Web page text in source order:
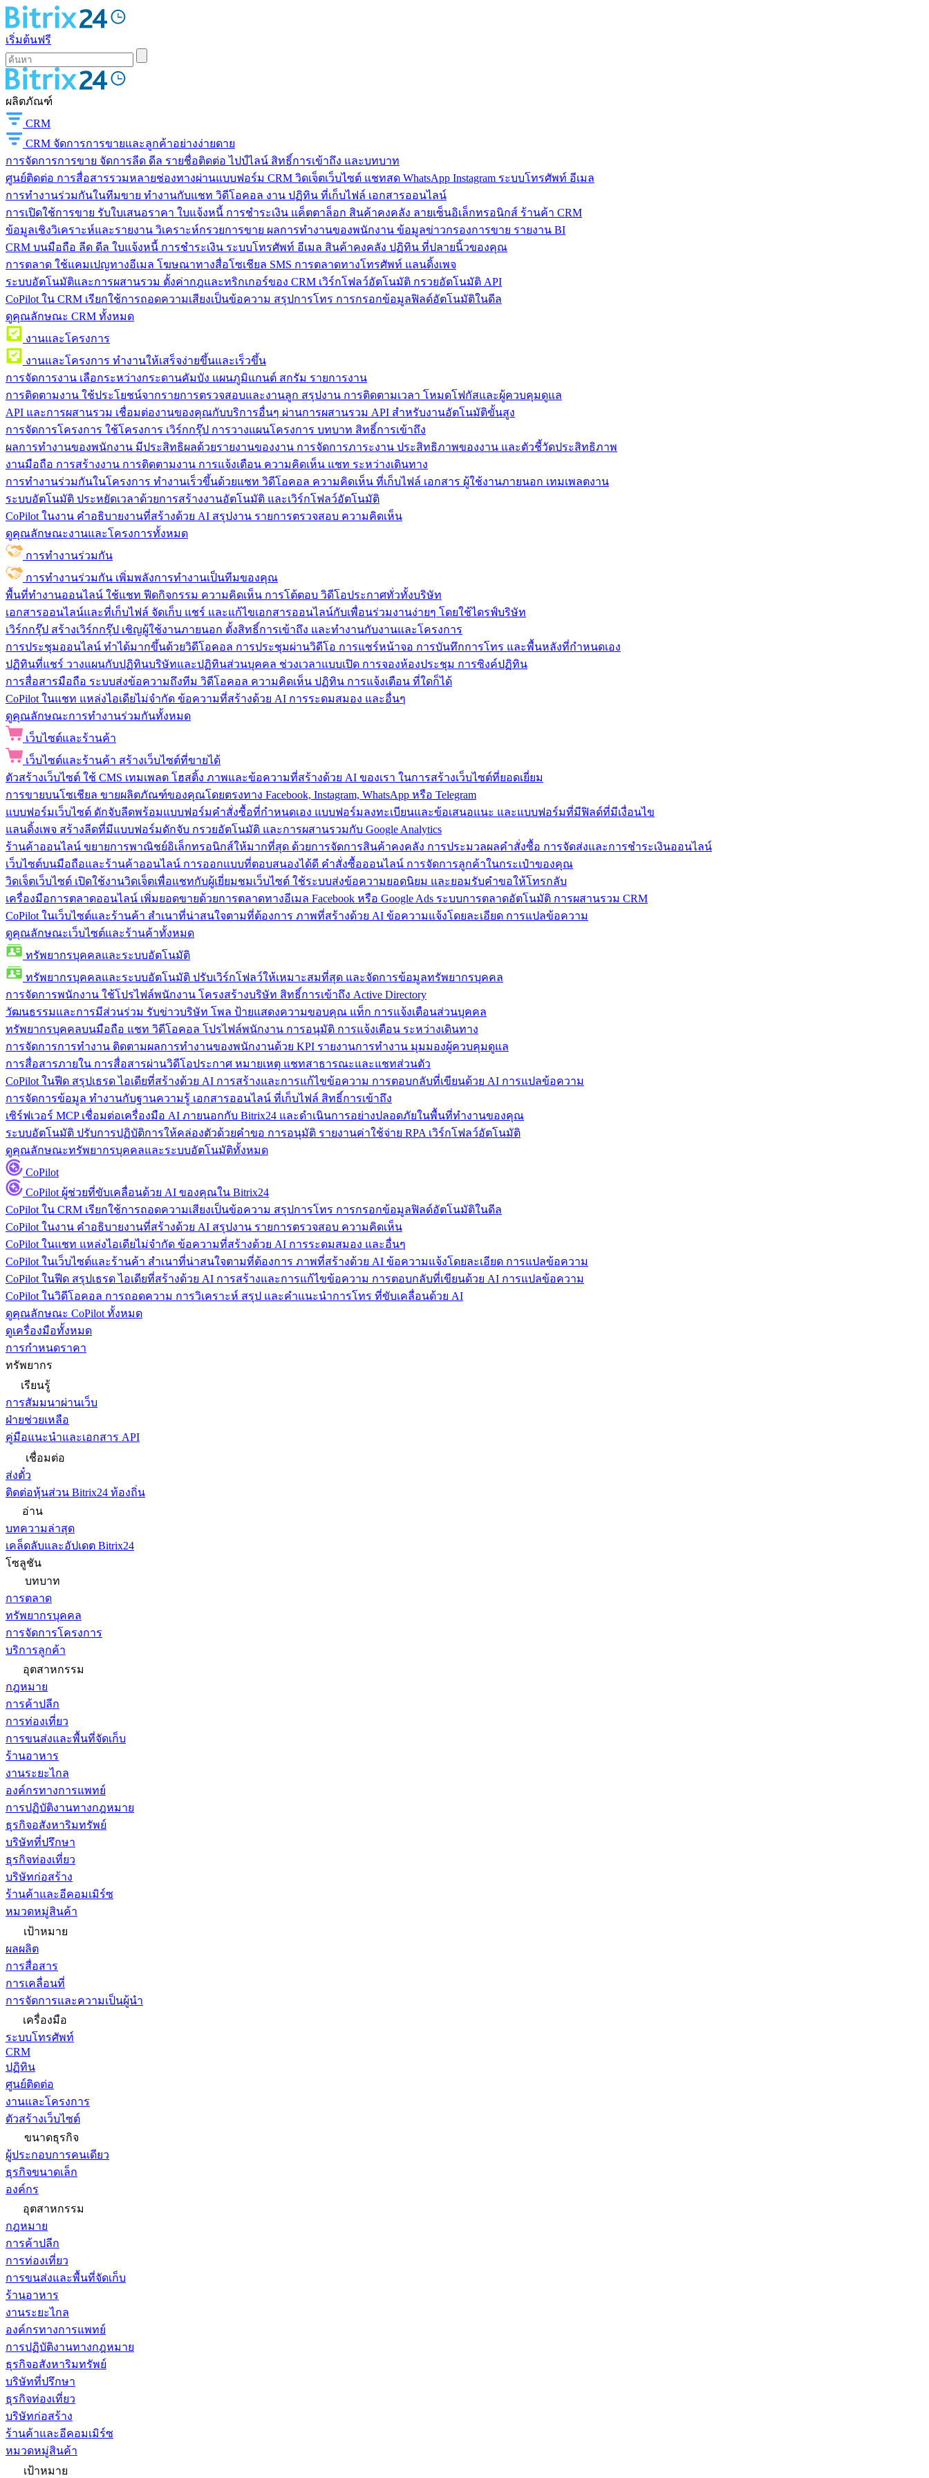
เริ่มต้นฟรี
ผลิตภัณฑ์
CRM
CRM จัดการการขายและลูกค้าอย่างง่ายดาย
การจัดการการขาย จัดการลีด ดีล รายชื่อติดต่อ ไปป์ไลน์ สิทธิ์การเข้าถึง และบทบาท
ศูนย์ติดต่อ การสื่อสารรวมหลายช่องทางผ่านแบบฟอร์ม CRM วิดเจ็ตเว็บไซต์ แชทสด WhatsApp Instagram ระบบโทรศัพท์ อีเมล
การทำงานร่วมกันในทีมขาย ทำงานกับแชท วิดีโอคอล งาน ปฏิทิน ที่เก็บไฟล์ เอกสารออนไลน์
การเปิดใช้การขาย รับใบเสนอราคา ใบแจ้งหนี้ การชำระเงิน แค็ตตาล็อก สินค้าคงคลัง ลายเซ็นอิเล็กทรอนิกส์ ร้านค้า CRM
ข้อมูลเชิงวิเคราะห์และรายงาน วิเคราะห์กรวยการขาย ผลการทำงานของพนักงาน ข้อมูลข่าวกรองการขาย รายงาน BI
CRM บนมือถือ ลีด ดีล ใบแจ้งหนี้ การชำระเงิน ระบบโทรศัพท์ อีเมล สินค้าคงคลัง ปฏิทิน ที่ปลายนิ้วของคุณ
การตลาด ใช้แคมเปญทางอีเมล โฆษณาทางสื่อโซเชียล SMS การตลาดทางโทรศัพท์ แลนดิ้งเพจ
ระบบอัตโนมัติและการผสานรวม ตั้งค่ากฎและทริกเกอร์ของ CRM เวิร์กโฟลว์อัตโนมัติ กรวยอัตโนมัติ API
CoPilot ใน CRM เรียกใช้การถอดความเสียงเป็นข้อความ สรุปการโทร การกรอกข้อมูลฟิลด์อัตโนมัติในดีล
ดูคุณลักษณะ CRM ทั้งหมด
งานและโครงการ
งานและโครงการ ทำงานให้เสร็จง่ายขึ้นและเร็วขึ้น
การจัดการงาน เลือกระหว่างกระดานคัมบัง แผนภูมิแกนต์ สกรัม รายการงาน
การติดตามงาน ใช้ประโยชน์จากรายการตรวจสอบและงานลูก สรุปงาน การติดตามเวลา โหมดโฟกัสและผู้ควบคุมดูแล
API และการผสานรวม เชื่อมต่องานของคุณกับบริการอื่นๆ ผ่านการผสานรวม API สำหรับงานอัตโนมัติขั้นสูง
การจัดการโครงการ ใช้โครงการ เวิร์กกรุ๊ป การวางแผนโครงการ บทบาท สิทธิ์การเข้าถึง
ผลการทำงานของพนักงาน มีประสิทธิผลด้วยรายงานของงาน การจัดการภาระงาน ประสิทธิภาพของงาน และตัวชี้วัดประสิทธิภาพ
งานมือถือ การสร้างงาน การติดตามงาน การแจ้งเตือน ความคิดเห็น แชท ระหว่างเดินทาง
การทำงานร่วมกันในโครงการ ทํางานเร็วขึ้นด้วยแชท วิดีโอคอล ความคิดเห็น ที่เก็บไฟล์ เอกสาร ผู้ใช้งานภายนอก เทมเพลตงาน
ระบบอัตโนมัติ ประหยัดเวลาด้วยการสร้างงานอัตโนมัติ และเวิร์กโฟลว์อัตโนมัติ
CoPilot ในงาน คำอธิบายงานที่สร้างด้วย AI สรุปงาน รายการตรวจสอบ ความคิดเห็น
ดูคุณลักษณะงานและโครงการทั้งหมด
การทำงานร่วมกัน
การทำงานร่วมกัน เพิ่มพลังการทำงานเป็นทีมของคุณ
พื้นที่ทำงานออนไลน์ ใช้แชท ฟีดกิจกรรม ความคิดเห็น การโต้ตอบ วิดีโอประกาศทั่วทั้งบริษัท
เอกสารออนไลน์และที่เก็บไฟล์ จัดเก็บ แชร์ และแก้ไขเอกสารออนไลน์กับเพื่อนร่วมงานง่ายๆ โดยใช้ไดรฟ์บริษัท
เวิร์กกรุ๊ป สร้างเวิร์กกรุ๊ป เชิญผู้ใช้งานภายนอก ตั้งสิทธิ์การเข้าถึง และทำงานกับงานและโครงการ
การประชุมออนไลน์ ทำได้มากขึ้นด้วยวิดีโอคอล การประชุมผ่านวิดีโอ การแชร์หน้าจอ การบันทึกการโทร และพื้นหลังที่กำหนดเอง
ปฏิทินที่แชร์ วางแผนกับปฏิทินบริษัทและปฏิทินส่วนบุคคล ช่วงเวลาแบบเปิด การจองห้องประชุม การซิงค์ปฏิทิน
การสื่อสารมือถือ ระบบส่งข้อความถึงทีม วิดีโอคอล ความคิดเห็น ปฏิทิน การแจ้งเตือน ที่ใดก็ได้
CoPilot ในแชท แหล่งไอเดียไม่จำกัด ข้อความที่สร้างด้วย AI การระดมสมอง และอื่นๆ
ดูคุณลักษณะการทำงานร่วมกันทั้งหมด
เว็บไซต์และร้านค้า
เว็บไซต์และร้านค้า สร้างเว็บไซต์ที่ขายได้
ตัวสร้างเว็บไซต์ ใช้ CMS เทมเพลต โฮสติ้ง ภาพและข้อความที่สร้างด้วย AI ของเรา ในการสร้างเว็บไซต์ที่ยอดเยี่ยม
การขายบนโซเชียล ขายผลิตภัณฑ์ของคุณโดยตรงทาง Facebook, Instagram, WhatsApp หรือ Telegram
แบบฟอร์มเว็บไซต์ ดักจับลีดพร้อมแบบฟอร์มคำสั่งซื้อที่กำหนดเอง แบบฟอร์มลงทะเบียนและข้อเสนอแนะ และแบบฟอร์มที่มีฟิลด์ที่มีเงื่อนไข
แลนดิ้งเพจ สร้างลีดที่มีแบบฟอร์มดักจับ กรวยอัตโนมัติ และการผสานรวมกับ Google Analytics
ร้านค้าออนไลน์ ขยายการพาณิชย์อิเล็กทรอนิกส์ให้มากที่สุด ด้วยการจัดการสินค้าคงคลัง การประมวลผลคำสั่งซื้อ การจัดส่งและการชำระเงินออนไลน์
เว็บไซต์บนมือถือและร้านค้าออนไลน์ การออกแบบที่ตอบสนองได้ดี คำสั่งซื้อออนไลน์ การจัดการลูกค้าในกระเป๋าของคุณ
วิดเจ็ตเว็บไซต์ เปิดใช้งานวิดเจ็ตเพื่อแชทกับผู้เยี่ยมชมเว็บไซต์ ใช้ระบบส่งข้อความยอดนิยม และยอมรับคำขอให้โทรกลับ
เครื่องมือการตลาดออนไลน์ เพิ่มยอดขายด้วยการตลาดทางอีเมล Facebook หรือ Google Ads ระบบการตลาดอัตโนมัติ การผสานรวม CRM
CoPilot ในเว็บไซต์และร้านค้า สำเนาที่น่าสนใจตามที่ต้องการ ภาพที่สร้างด้วย AI ข้อความแจ้งโดยละเอียด การแปลข้อความ
ดูคุณลักษณะเว็บไซต์และร้านค้าทั้งหมด
ทรัพยากรบุคคลและระบบอัตโนมัติ
ทรัพยากรบุคคลและระบบอัตโนมัติ ปรับเวิร์กโฟลว์ให้เหมาะสมที่สุด และจัดการข้อมูลทรัพยากรบุคคล
การจัดการพนักงาน ใช้โปรไฟล์พนักงาน โครงสร้างบริษัท สิทธิ์การเข้าถึง Active Directory
วัฒนธรรมและการมีส่วนร่วม รับข่าวบริษัท โพล ป้ายแสดงความขอบคุณ แท็ก การแจ้งเตือนส่วนบุคคล
ทรัพยากรบุคคลบนมือถือ แชท วิดีโอคอล โปรไฟล์พนักงาน การอนุมัติ การแจ้งเตือน ระหว่างเดินทาง
การจัดการการทำงาน ติดตามผลการทำงานของพนักงานด้วย KPI รายงานการทำงาน มุมมองผู้ควบคุมดูแล
การสื่อสารภายใน การสื่อสารผ่านวิดีโอประกาศ หมายเหตุ แชทสาธารณะและแชทส่วนตัว
CoPilot ในฟีด สรุปเธรด ไอเดียที่สร้างด้วย AI การสร้างและการแก้ไขข้อความ การตอบกลับที่เขียนด้วย AI การแปลข้อความ
การจัดการข้อมูล ทำงานกับฐานความรู้ เอกสารออนไลน์ ที่เก็บไฟล์ สิทธิ์การเข้าถึง
เซิร์ฟเวอร์ MCP เชื่อมต่อเครื่องมือ AI ภายนอกกับ Bitrix24 และดำเนินการอย่างปลอดภัยในพื้นที่ทำงานของคุณ
ระบบอัตโนมัติ ปรับการปฏิบัติการให้คล่องตัวด้วยคำขอ การอนุมัติ รายงานค่าใช้จ่าย RPA เวิร์กโฟลว์อัตโนมัติ
ดูคุณลักษณะทรัพยากรบุคคลและระบบอัตโนมัติทั้งหมด
CoPilot
CoPilot ผู้ช่วยที่ขับเคลื่อนด้วย AI ของคุณใน Bitrix24
CoPilot ใน CRM เรียกใช้การถอดความเสียงเป็นข้อความ สรุปการโทร การกรอกข้อมูลฟิลด์อัตโนมัติในดีล
CoPilot ในงาน คำอธิบายงานที่สร้างด้วย AI สรุปงาน รายการตรวจสอบ ความคิดเห็น
CoPilot ในแชท แหล่งไอเดียไม่จำกัด ข้อความที่สร้างด้วย AI การระดมสมอง และอื่นๆ
CoPilot ในเว็บไซต์และร้านค้า สำเนาที่น่าสนใจตามที่ต้องการ ภาพที่สร้างด้วย AI ข้อความแจ้งโดยละเอียด การแปลข้อความ
CoPilot ในฟีด สรุปเธรด ไอเดียที่สร้างด้วย AI การสร้างและการแก้ไขข้อความ การตอบกลับที่เขียนด้วย AI การแปลข้อความ
CoPilot ในวิดีโอคอล การถอดความ การวิเคราะห์ สรุป และคำแนะนำการโทร ที่ขับเคลื่อนด้วย AI
ดูคุณลักษณะ CoPilot ทั้งหมด
ดูเครื่องมือทั้งหมด
การกำหนดราคา
ทรัพยากร
เรียนรู้
การสัมมนาผ่านเว็บ
ฝ่ายช่วยเหลือ
คู่มือแนะนำและเอกสาร API
เชื่อมต่อ
ส่งตั๋ว
ติดต่อหุ้นส่วน Bitrix24 ท้องถิ่น
อ่าน
บทความล่าสุด
เคล็ดลับและอัปเดต Bitrix24
โซลูชัน
บทบาท
การตลาด
ทรัพยากรบุคคล
การจัดการโครงการ
บริการลูกค้า
อุตสาหกรรม
กฎหมาย
การค้าปลีก
การท่องเที่ยว
การขนส่งและพื้นที่จัดเก็บ
ร้านอาหาร
งานระยะไกล
องค์กรทางการแพทย์
การปฏิบัติงานทางกฎหมาย
ธุรกิจอสังหาริมทรัพย์
บริษัทที่ปรึกษา
ธุรกิจท่องเที่ยว
บริษัทก่อสร้าง
ร้านค้าและอีคอมเมิร์ซ
หมวดหมู่สินค้า
เป้าหมาย
ผลผลิต
การสื่อสาร
การเคลื่อนที่
การจัดการและความเป็นผู้นำ
เครื่องมือ
ระบบโทรศัพท์
CRM
ปฏิทิน
ศูนย์ติดต่อ
งานและโครงการ
ตัวสร้างเว็บไซต์
ขนาดธุรกิจ
ผู้ประกอบการคนเดียว
ธุรกิจขนาดเล็ก
องค์กร
อุตสาหกรรม
กฎหมาย
การค้าปลีก
การท่องเที่ยว
การขนส่งและพื้นที่จัดเก็บ
ร้านอาหาร
งานระยะไกล
องค์กรทางการแพทย์
การปฏิบัติงานทางกฎหมาย
ธุรกิจอสังหาริมทรัพย์
บริษัทที่ปรึกษา
ธุรกิจท่องเที่ยว
บริษัทก่อสร้าง
ร้านค้าและอีคอมเมิร์ซ
หมวดหมู่สินค้า
เป้าหมาย